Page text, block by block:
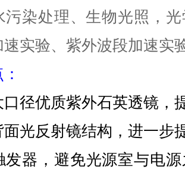
污染处理、生物光照，
实验、紫外波段加速实
：
口径优质紫外石英透镜，
面光反射镜结构，进一步
发器，避免光源室与电